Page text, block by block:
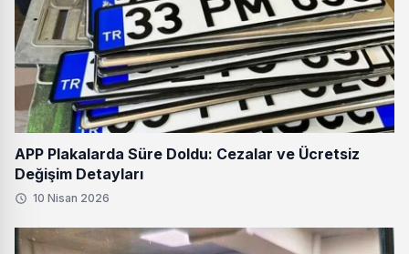
APP Plakalarda Süre Doldu: Cezalar ve Ücretsiz
Değişim Detayları
10 Nisan 2026